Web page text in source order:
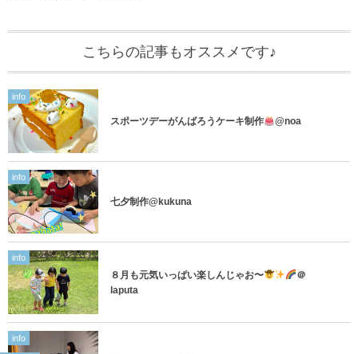
こちらの記事もオススメです♪
info
スポーツデーがんばろうケーキ制作 @noa
info
七夕制作@kukuna
info
８月も元気いっぱい楽しんじゃお〜
＠
laputa
info